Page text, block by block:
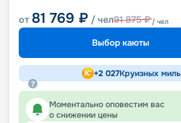
от 81 769 ₽ / чел91 875₽/ чел
Выбор каюты
+2 027Круизных миль
Моментально оповестим вас
о снижении цены